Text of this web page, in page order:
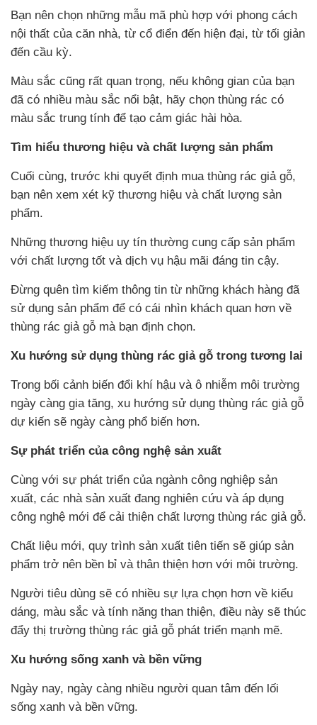
Bạn nên chọn những mẫu mã phù hợp với phong cách
nội thất của căn nhà, từ cổ điển đến hiện đại, từ tối giản
đến cầu kỳ.
Màu sắc cũng rất quan trọng, nếu không gian của bạn
đã có nhiều màu sắc nổi bật, hãy chọn thùng rác có
màu sắc trung tính để tạo cảm giác hài hòa.
Tìm hiểu thương hiệu và chất lượng sản phẩm
Cuối cùng, trước khi quyết định mua thùng rác giả gỗ,
bạn nên xem xét kỹ thương hiệu và chất lượng sản
phẩm.
Những thương hiệu uy tín thường cung cấp sản phẩm
với chất lượng tốt và dịch vụ hậu mãi đáng tin cậy.
Đừng quên tìm kiếm thông tin từ những khách hàng đã
sử dụng sản phẩm để có cái nhìn khách quan hơn về
thùng rác giả gỗ mà bạn định chọn.
Xu hướng sử dụng thùng rác giả gỗ trong tương lai
Trong bối cảnh biến đổi khí hậu và ô nhiễm môi trường
ngày càng gia tăng, xu hướng sử dụng thùng rác giả gỗ
dự kiến sẽ ngày càng phổ biến hơn.
Sự phát triển của công nghệ sản xuất
Cùng với sự phát triển của ngành công nghiệp sản
xuất, các nhà sản xuất đang nghiên cứu và áp dụng
công nghệ mới để cải thiện chất lượng thùng rác giả gỗ.
Chất liệu mới, quy trình sản xuất tiên tiến sẽ giúp sản
phẩm trở nên bền bỉ và thân thiện hơn với môi trường.
Người tiêu dùng sẽ có nhiều sự lựa chọn hơn về kiểu
dáng, màu sắc và tính năng than thiện, điều này sẽ thúc
đẩy thị trường thùng rác giả gỗ phát triển mạnh mẽ.
Xu hướng sống xanh và bền vững
Ngày nay, ngày càng nhiều người quan tâm đến lối
sống xanh và bền vững.